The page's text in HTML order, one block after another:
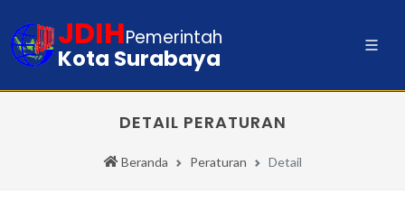
JDIHPemerintah
Kota Surabaya
DETAIL PERATURAN
Beranda Peraturan Detail